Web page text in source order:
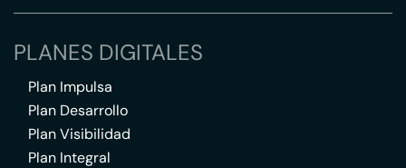
PLANES DIGITALES
Plan Impulsa
Plan Desarrollo
Plan Visibilidad
Plan Integral